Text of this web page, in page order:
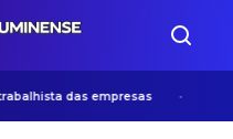
das empresas